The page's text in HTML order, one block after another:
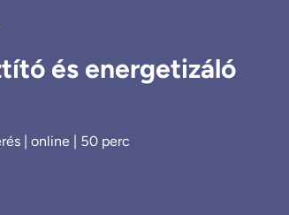
és energetizáló
| online | 50 perc